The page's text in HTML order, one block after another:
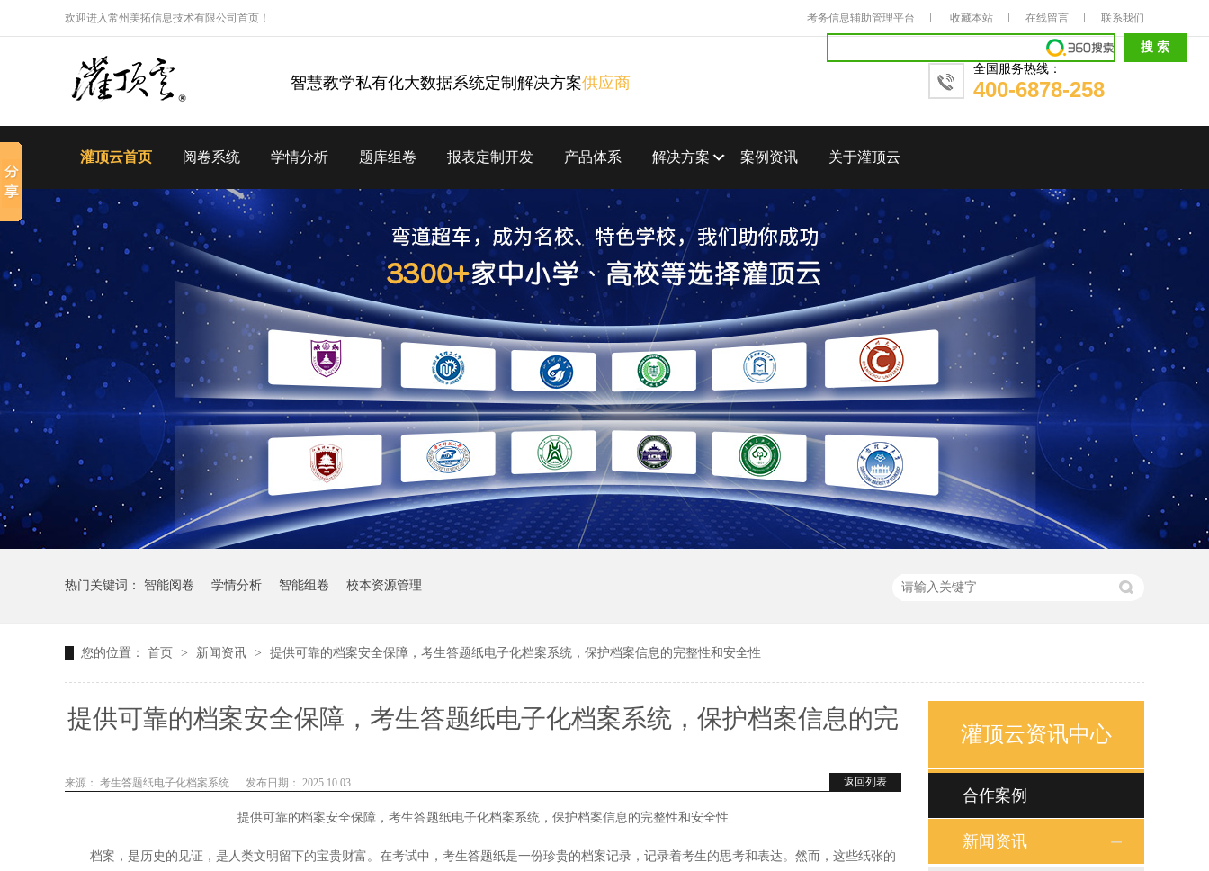
考务信息辅助管理平台 收藏本站 在线留言 联系我们
欢迎进入常州美拓信息技术有限公司首页！
智慧教学私有化大数据系统定制解决方案供应商
全国服务热线：
400-6878-258
灌顶云首页 阅卷系统 学情分析 题库组卷 报表定制开发 产品体系 解决方案 案例资讯 关于灌顶云
热门关键词： 智能阅卷 学情分析 智能组卷 校本资源管理
您的位置： 首页 > 新闻资讯 > 提供可靠的档案安全保障，考生答题纸电子化档案系统，保护档案信息的完整性和安全性
提供可靠的档案安全保障，考生答题纸电子化档案系统，保护档案信息的完
返回列表
来源： 考生答题纸电子化档案系统 发布日期： 2025.10.03
提供可靠的档案安全保障，考生答题纸电子化档案系统，保护档案信息的完整性和安全性
档案，是历史的见证，是人类文明留下的宝贵财富。在考试中，考生答题纸是一份珍贵的档案记录，记录着考生的思考和表达。然而，这些纸张的
灌顶云资讯中心
合作案例
新闻资讯